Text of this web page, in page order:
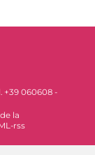
+39 060608 -
la
rss